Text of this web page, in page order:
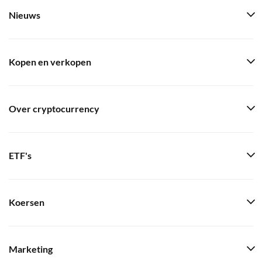
Nieuws
Kopen en verkopen
Over cryptocurrency
ETF's
Koersen
Marketing